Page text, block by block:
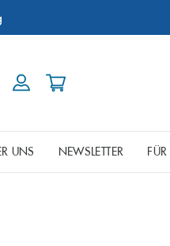
UNS NEWSLETTER